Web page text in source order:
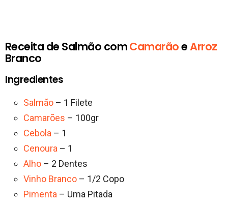
Receita de Salmão comCamarãoeArroz
Branco
Ingredientes
Salmão – 1 Filete
Camarões – 100gr
Cebola – 1
Cenoura – 1
Alho – 2 Dentes
Vinho Branco – 1/2 Copo
Pimenta – Uma Pitada